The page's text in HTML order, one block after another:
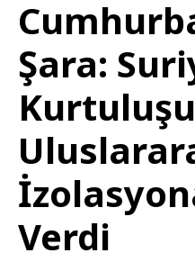
Şara:
Kurtuluşu
Verdi